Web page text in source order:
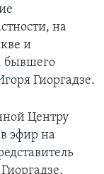
на
и
бывшего
Гиоргадзе.
Центру
эфир на